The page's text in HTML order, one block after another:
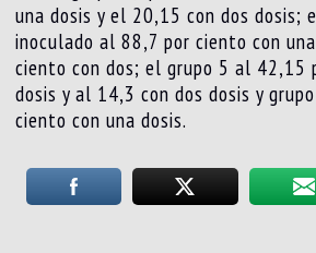
una dosis y el 20,15 con dos dosis;
inoculado al 88,7 por ciento con
ciento con dos; el grupo 5 al 42,15
dosis y al 14,3 con dos dosis y
ciento con una dosis.